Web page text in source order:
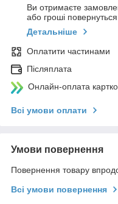
Ви отримаєте
або гроші
Детальніше
Оплатити частинами
Післяплата
Онлайн-оплата
Всі умови оплати
Умови повернення
Повернення товару
Всі умови повернення